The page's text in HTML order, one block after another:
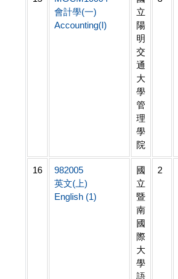
會計學(一)
Accounting(I)
立
陽
明
交
通
大
學
管
理
學
院
16
982005
英文(上)
English (1)
國
立
暨
南
國
際
大
學
語
2